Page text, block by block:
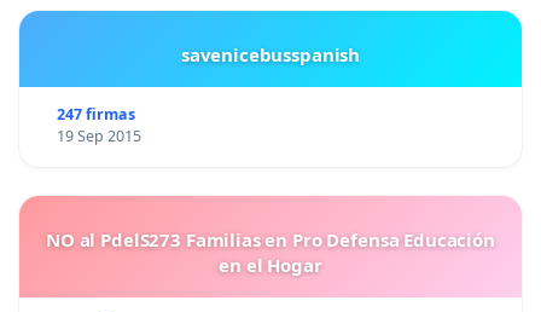
savenicebusspanish
247 firmas
19 Sep 2015
NO al PdelS273 Familias en Pro Defensa Educación
en el Hogar